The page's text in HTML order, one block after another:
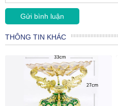
THÔNG TIN KHÁC